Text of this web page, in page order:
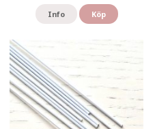
Info Köp